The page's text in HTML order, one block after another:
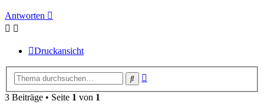
Antworten
Druckansicht
Suche
3 Beiträge • Seite 1 von 1